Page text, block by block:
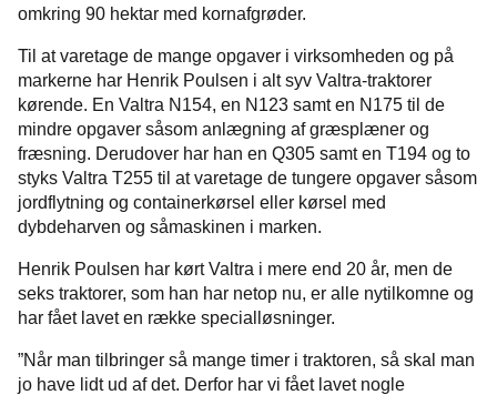
omkring 90 hektar med kornafgrøder.
Til at varetage de mange opgaver i virksomheden og på
markerne har Henrik Poulsen i alt syv Valtra-traktorer
kørende. En Valtra N154, en N123 samt en N175 til de
mindre opgaver såsom anlægning af græsplæner og
fræsning. Derudover har han en Q305 samt en T194 og to
styks Valtra T255 til at varetage de tungere opgaver såsom
jordflytning og containerkørsel eller kørsel med
dybdeharven og såmaskinen i marken.
Henrik Poulsen har kørt Valtra i mere end 20 år, men de
seks traktorer, som han har netop nu, er alle nytilkomne og
har fået lavet en række specialløsninger.
”Når man tilbringer så mange timer i traktoren, så skal man
jo have lidt ud af det. Derfor har vi fået lavet nogle